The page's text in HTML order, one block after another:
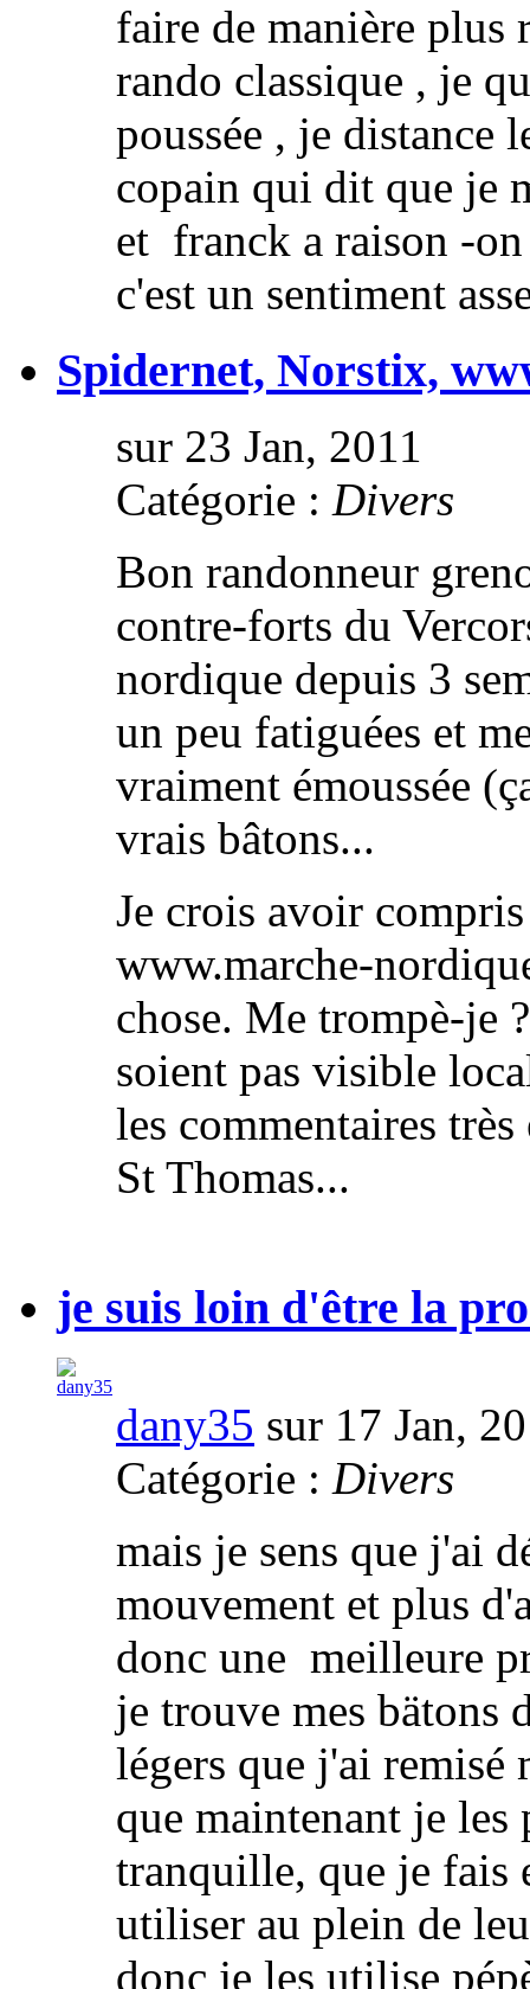
faire de manière plus
rando classique , je
poussée , je
copain qui dit que je
et franck a raison -on
c'est un sentiment
Spidernet, Norstix,
sur 23 Jan, 2011
Catégorie : Divers
Bon randonneur
contre-forts du
nordique depuis 3
un peu fatiguées et
vraiment émoussée
vrais bâtons...
Je crois avoir
www.marche-
chose. Me trompè-je
soient pas visible
les commentaires
St Thomas...
je suis loin d'être la
dany35 sur 17 Jan,
Catégorie : Divers
mais je sens que j'ai
mouvement et plus
donc une meilleure
je trouve mes bätons
légers que j'ai remisé
que maintenant je les
tranquille, que je fais
utiliser au plein de
donc je les utilise